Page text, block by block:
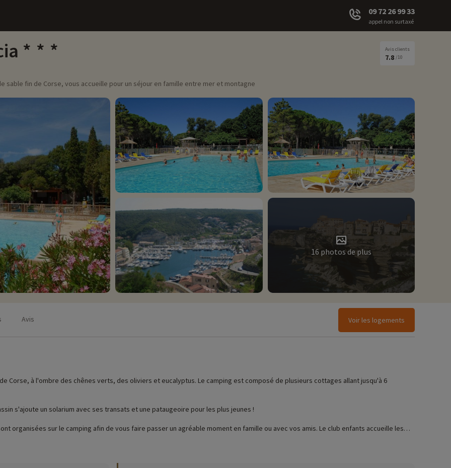
09 72 26 99 33
appel non surtaxé
Avis clients
7.8 /10
sable fin de Corse, vous accueille pour un séjour en famille entre mer et montagne
16 photos de plus
Avis Voir les logements
Corse, à l'ombre des chênes verts, des oliviers et eucalyptus. Le camping est composé de plusieurs cottages allant jusqu'à 6
s'ajoute un solarium avec ses transats et une pataugeoire pour les plus jeunes !
organisées sur le camping afin de vous faire passer un agréable moment en famille ou avec vos amis. Le club enfants accueille les